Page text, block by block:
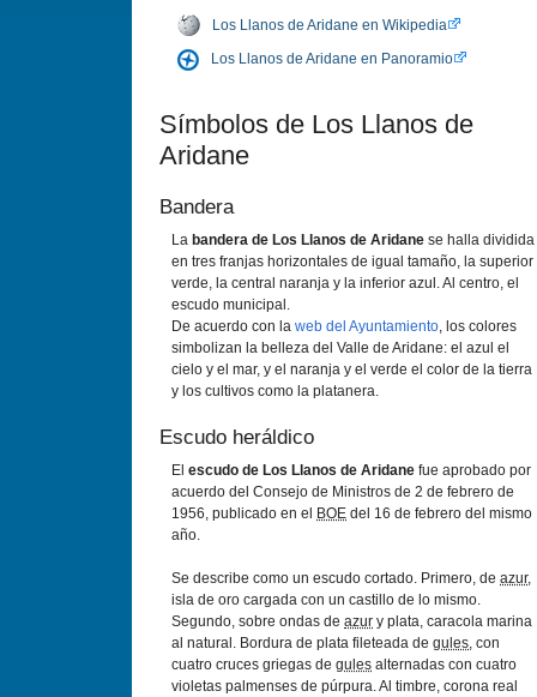
Los Llanos de Aridane en Wikipedia
Los Llanos de Aridane en Panoramio
Sí­mbolos de Los Llanos de
Aridane
Bandera
La bandera de Los Llanos de Aridane se halla dividida
en tres franjas horizontales de igual tamaño, la superior
verde, la central naranja y la inferior azul. Al centro, el
escudo municipal.
De acuerdo con la web del Ayuntamiento, los colores
simbolizan la belleza del Valle de Aridane: el azul el
cielo y el mar, y el naranja y el verde el color de la tierra
y los cultivos como la platanera.
Escudo heráldico
El escudo de Los Llanos de Aridane fue aprobado por
acuerdo del Consejo de Ministros de 2 de febrero de
1956, publicado en el
BOE del 16 de febrero del mismo
año.
Se describe como un escudo cortado. Primero, de azur,
isla de oro cargada con un castillo de lo mismo.
Segundo, sobre ondas de azur y plata, caracola marina
al natural. Bordura de plata fileteada de gules, con
cuatro cruces griegas de gules alternadas con cuatro
violetas palmenses de púrpura. Al timbre, corona real